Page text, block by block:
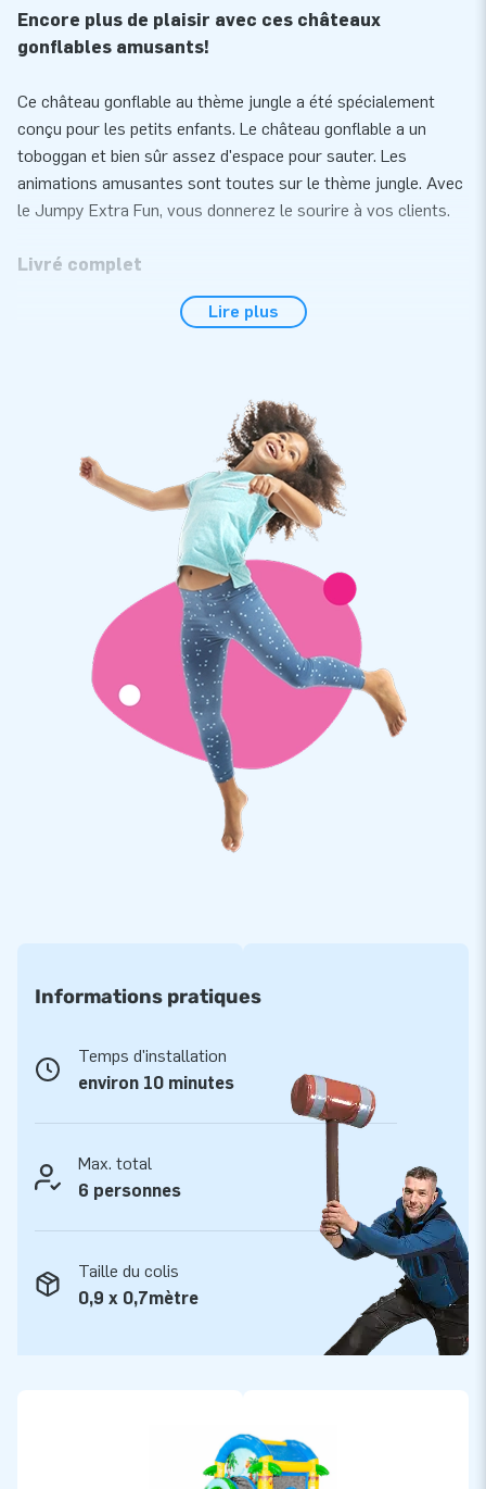
Encore plus de plaisir avec ces châteaux
gonflables amusants!
Ce château gonflable au thème jungle a été spécialement
conçu pour les petits enfants. Le château gonflable a un
toboggan et bien sûr assez d'espace pour sauter. Les
animations amusantes sont toutes sur le thème jungle. Avec
le Jumpy Extra Fun, vous donnerez le sourire à vos clients.
Livré complet
Vous pouvez facilement installer le Jumpy Extra Fun en
est livré avec une soufflerie, un matériel d'ancrage, un sac de
transport et un manuel d'utilisation clair. Avec cela, vous
aurez rapidement tout ce qu'il vous faut pour une belle
expérience.
Qualité supérieure avec 5 ans de garantie
Comme les structures JB sont renforcées en plusieurs
points et cousues plusieurs fois, vous pouvez compter sur un
PVC solide et de haute qualité. Vous choisissez ainsi un
matériau durable et facile à nettoyer. Le Jumpy Extra Fun est
couvert par une garantie de 5 ans. Cela vous donne des
années de plaisir de jeu optimal avec ce produit.
Achetez le Jumpy Extra Fun Jungle et offrez à vos clients
et de logisticiens vous propose des attractions gonflables
notre service et de notre livraison professionnels. Ils nous
appellent d'ailleurs aussi "creators of greatness".
Lire plus
Informations pratiques
Temps d'installation
environ 10 minutes
Max. total
6 personnes
Taille du colis
0,9 x 0,7mètre